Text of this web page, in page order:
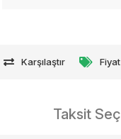
Karşılaştır
Taksit